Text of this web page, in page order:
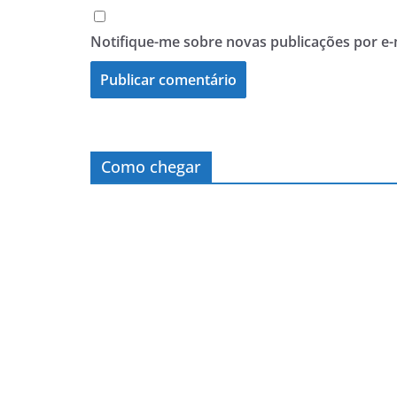
Notifique-me sobre novas publicações por
Como chegar